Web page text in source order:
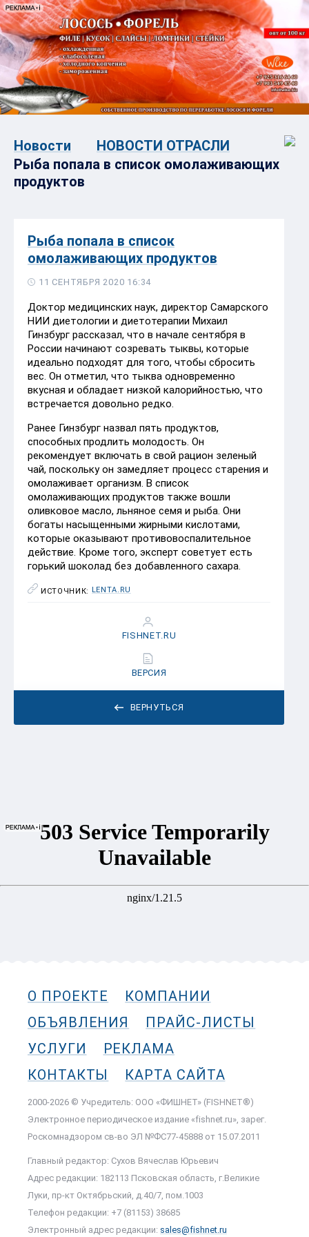
Новости
НОВОСТИ ОТРАСЛИ
Рыба попала в список омолаживающих
продуктов
Рыба попала в список
омолаживающих продуктов
11 СЕНТЯБРЯ 2020 16:34
Доктор медицинских наук, директор Самарского
НИИ диетологии и диетотерапии Михаил
Гинзбург рассказал, что в начале сентября в
России начинают созревать тыквы, которые
идеально подходят для того, чтобы сбросить
вес. Он отметил, что тыква одновременно
вкусная и обладает низкой калорийностью, что
встречается довольно редко.
Ранее Гинзбург назвал пять продуктов,
способных продлить молодость. Он
рекомендует включать в свой рацион зеленый
чай, поскольку он замедляет процесс старения и
омолаживает организм. В список
омолаживающих продуктов также вошли
оливковое масло, льняное семя и рыба. Они
богаты насыщенными жирными кислотами,
которые оказывают противовоспалительное
действие. Кроме того, эксперт советует есть
горький шоколад без добавленного сахара.
ИСТОЧНИК: LENTA.RU
ВЕРНУТЬСЯ
FISHNET.RU
ВЕРСИЯ
О ПРОЕКТЕ
КОМПАНИИ
ОБЪЯВЛЕНИЯ
ПРАЙС-ЛИСТЫ
УСЛУГИ
РЕКЛАМА
КОНТАКТЫ
КАРТА САЙТА
2000-2026 © Учредитель: ООО «ФИШНЕТ» (FISHNET®)
Электронное периодическое издание «fishnet.ru», зарег.
Роскомнадзором cв-во ЭЛ №ФС77-45888 от 15.07.2011
Главный редактор: Сухов Вячеслав Юрьевич
Адрес редакции: 182113 Псковская область, г.Великие
Луки, пр-кт Октябрьский, д.40/7, пом.1003
Телефон редакции: +7 (81153) 38685
Электронный адрес редакции: sales@fishnet.ru